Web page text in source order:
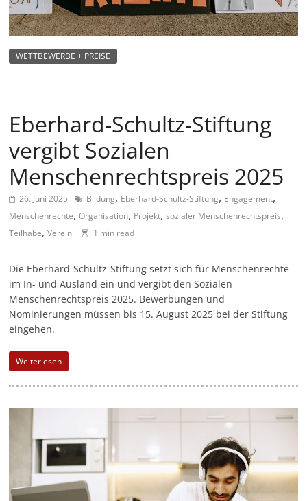
m
a
g
n
f
ü
r
S
o
i
a
l
-
n
g
WETTBEWERBE + PREISE
Eberhard-Schultz-Stiftung
vergibt Sozialen
Menschenrechtspreis 2025
26. Juni 2025 Bildung, Eberhard-Schultz-Stiftung, Engagement,
Menschenrechte,Organisation, Projekt,sozialer Menschenrechtspreis,
Teilhabe,Verein 1 min read
Die Eberhard-Schultz-Stiftung setzt sich für Menschenrechte
im In- und Ausland ein und vergibt den Sozialen
Menschenrechtspreis 2025. Bewerbungen und
Nominierungen müssen bis 15. August 2025 bei der Stiftung
eingehen.
Weiterlesen